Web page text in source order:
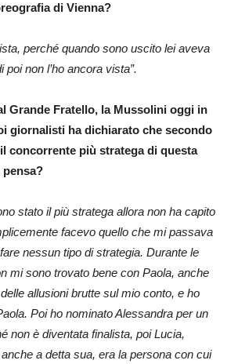
di Vienna?
perché quando sono uscito lei aveva
poi non l’ho ancora vista”.
Grande Fratello, la Mussolini oggi in
giornalisti ha dichiarato che secondo
concorrente più stratega di questa
pensa?
stato il più stratega allora non ha capito
facevo quello che mi passava
nessun tipo di strategia. Durante le
mi sono trovato bene con Paola, anche
allusioni brutte sul mio conto, e ho
Poi ho nominato Alessandra per un
non è diventata finalista, poi Lucia,
a detta sua, era la persona con cui